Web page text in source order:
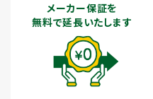
メーカー保証を
無料で延長いたします